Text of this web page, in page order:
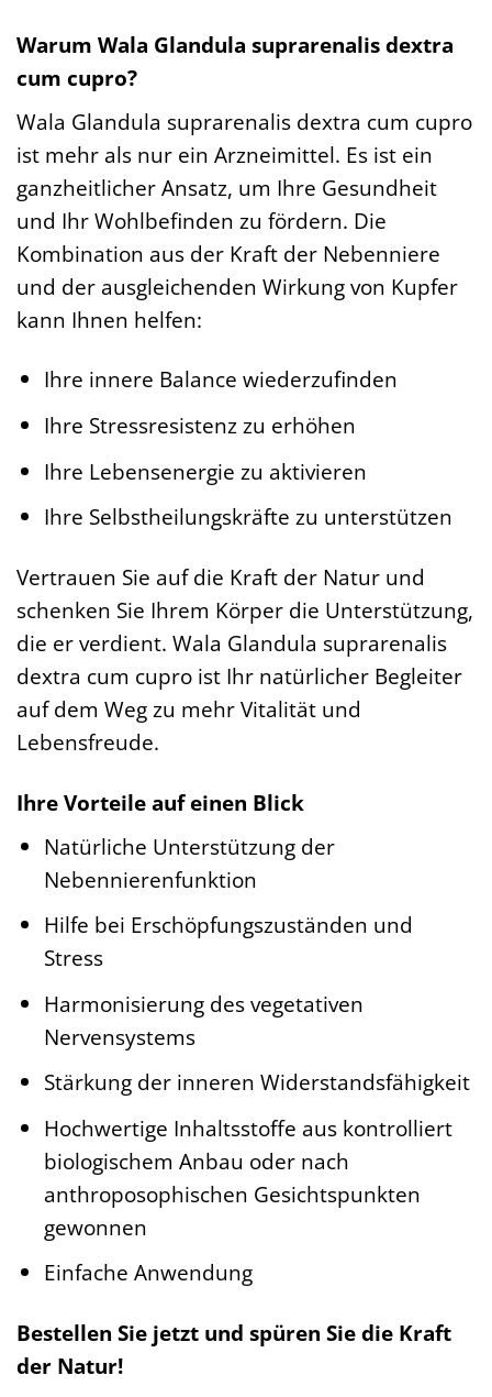
Warum Wala Glandula suprarenalis dextra
cum cupro?
Wala Glandula suprarenalis dextra cum cupro
ist mehr als nur ein Arzneimittel. Es ist ein
ganzheitlicher Ansatz, um Ihre Gesundheit
und Ihr Wohlbefinden zu fördern. Die
Kombination aus der Kraft der Nebenniere
und der ausgleichenden Wirkung von Kupfer
kann Ihnen helfen:
Ihre innere Balance wiederzufinden
Ihre Stressresistenz zu erhöhen
Ihre Lebensenergie zu aktivieren
Ihre Selbstheilungskräfte zu unterstützen
Vertrauen Sie auf die Kraft der Natur und
schenken Sie Ihrem Körper die Unterstützung,
die er verdient. Wala Glandula suprarenalis
dextra cum cupro ist Ihr natürlicher Begleiter
auf dem Weg zu mehr Vitalität und
Lebensfreude.
Ihre Vorteile auf einen Blick
Natürliche Unterstützung der
Nebennierenfunktion
Hilfe bei Erschöpfungszuständen und
Stress
Harmonisierung des vegetativen
Nervensystems
Stärkung der inneren Widerstandsfähigkeit
Hochwertige Inhaltsstoffe aus kontrolliert
biologischem Anbau oder nach
anthroposophischen Gesichtspunkten
gewonnen
Einfache Anwendung
Bestellen Sie jetzt und spüren Sie die Kraft
der Natur!